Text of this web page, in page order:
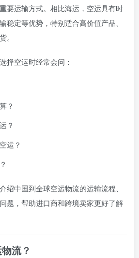
要运输方式。相比海运，空运具有时
稳定等优势，特别适合高价值产品、
。
择空运时经常会问：
？
？
运？
绍中国到全球空运物流的运输流程、
题，帮助进口商和跨境卖家更好了解
流？